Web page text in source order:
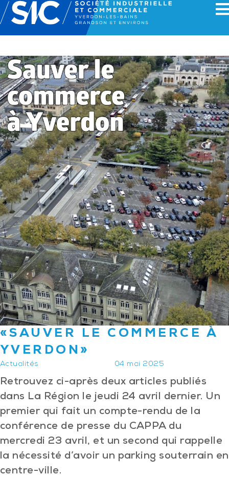
«SAUVER LE COMMERCE À
YVERDON»
Actualités 04 mai 2025
Retrouvez ci-après deux articles publiés
dans La Région le jeudi 24 avril dernier. Un
premier qui fait un compte-rendu de la
conférence de presse du CAPPA du
mercredi 23 avril, et un second qui rappelle
la nécessité d’avoir un parking souterrain en
centre-ville.